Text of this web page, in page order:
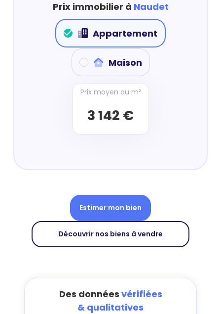
Prix immobilier à Naudet
Appartement
Maison
Prix moyen au m²
3 142 €
Estimer mon bien
Découvrir nos biens à vendre
Des données vérifiées
& qualitatives